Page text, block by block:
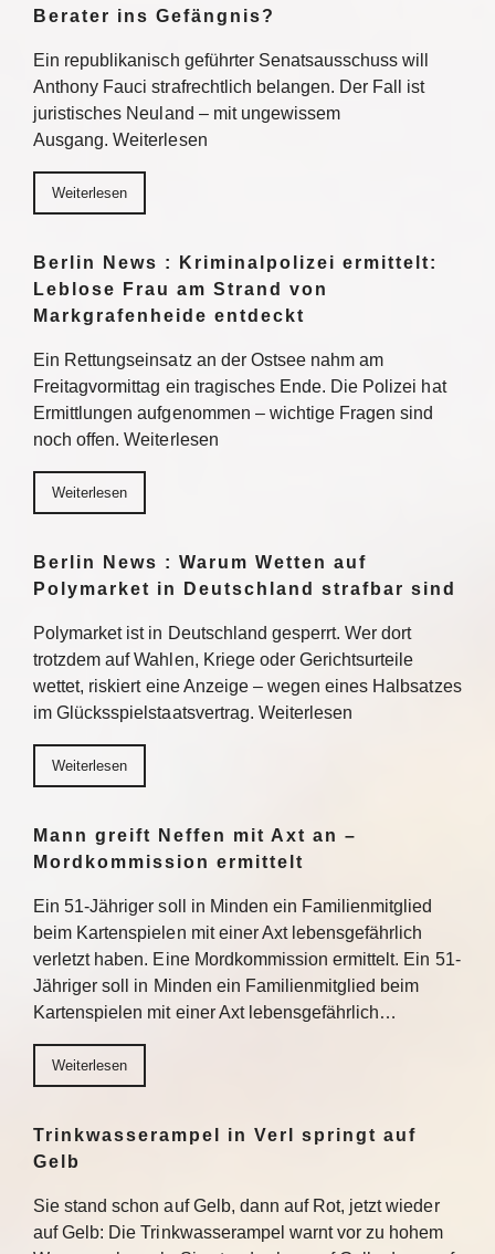
Berater ins Gefängnis?
Ein republikanisch geführter Senatsausschuss will
Anthony Fauci strafrechtlich belangen. Der Fall ist
juristisches Neuland – mit ungewissem
Ausgang. Weiterlesen
Weiterlesen
Berlin News : Kriminalpolizei ermittelt:
Leblose Frau am Strand von
Markgrafenheide entdeckt
Ein Rettungseinsatz an der Ostsee nahm am
Freitagvormittag ein tragisches Ende. Die Polizei hat
Ermittlungen aufgenommen – wichtige Fragen sind
noch offen. Weiterlesen
Weiterlesen
Berlin News : Warum Wetten auf
Polymarket in Deutschland strafbar sind
Polymarket ist in Deutschland gesperrt. Wer dort
trotzdem auf Wahlen, Kriege oder Gerichtsurteile
wettet, riskiert eine Anzeige – wegen eines Halbsatzes
im Glücksspielstaatsvertrag. Weiterlesen
Weiterlesen
Mann greift Neffen mit Axt an –
Mordkommission ermittelt
Ein 51-Jähriger soll in Minden ein Familienmitglied
beim Kartenspielen mit einer Axt lebensgefährlich
verletzt haben. Eine Mordkommission ermittelt. Ein 51-
Jähriger soll in Minden ein Familienmitglied beim
Kartenspielen mit einer Axt lebensgefährlich…
Weiterlesen
Trinkwasserampel in Verl springt auf
Gelb
Sie stand schon auf Gelb, dann auf Rot, jetzt wieder
auf Gelb: Die Trinkwasserampel warnt vor zu hohem